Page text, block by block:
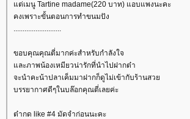
ต่เมนู Tartine madame(220 บาท) แอบแพงนะคะ
คงเพราะขั้นตอนการทำขนมปัง
ขอบคุณคุณตี่มากค่ะสำหรับกำลังใจ
ละภาพน้องเหมียวน่ารักที่นำไปฝากต๋า
จะนำคะน้าปลาเค็มมาฝากก็ดูไม่เข้ากับร้านสว
บรรยากาศดีๆในบล๊อกคุณตี่เลยค่ะ
ต๋ากด like #4 มัดจำก่อนนะคะ